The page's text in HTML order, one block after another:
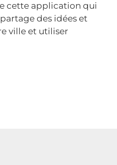
cette application qui
des idées et
ville et utiliser